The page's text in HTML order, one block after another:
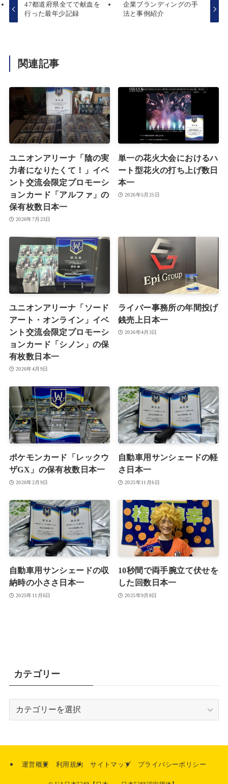
47都道府県全てで献血を
行った最年少記録
企業ブランディングの手
法と事例紹介
関連記事
ユニオンアリーナ「陰の実
力者になりたくて！」イベ
ント交流会限定プロモーシ
ョンカード「アルファ」の
保有枚数日本一
2026年7月23日
単一の花火大会におけるハ
ート型花火の打ち上げ数日
本一
2026年5月25日
ユニオンアリーナ「ソード
アート・オンライン」イベ
ント交流会限定プロモーシ
ョンカード「シノン」の保
有枚数日本一
2026年4月9日
ライバー事務所の年間投げ
銭売上日本一
2026年4月3日
ポケモンカード「レックウ
ザGX」の保有枚数日本一
2026年2月9日
自動車用サンシェードの軽
さ日本一
2025年11月6日
自動車用サンシェードの収
納時の小ささ日本一
2025年11月6日
10秒間で両手腕立て伏せを
した回数日本一
2025年9月8日
カテゴリー
テ
リ
運営概要 利用規約 サイトマップ プライバシーポリシー